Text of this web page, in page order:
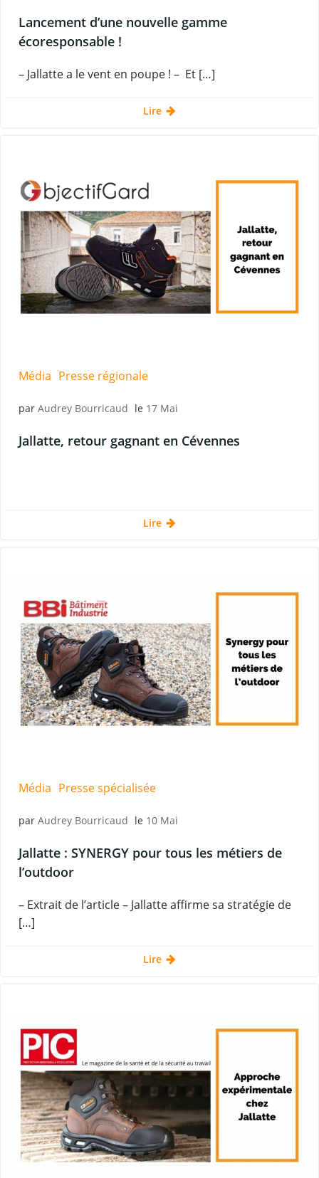
Lancement d’une nouvelle gamme
écoresponsable !
– Jallatte a le vent en poupe ! – Et […]
Lire
Média Presse régionale
par Audrey Bourricaud le 17 Mai
Jallatte, retour gagnant en Cévennes
Lire
Média Presse spécialisée
par Audrey Bourricaud le 10 Mai
Jallatte : SYNERGY pour tous les métiers de
l’outdoor
– Extrait de l’article – Jallatte affirme sa stratégie de
[…]
Lire